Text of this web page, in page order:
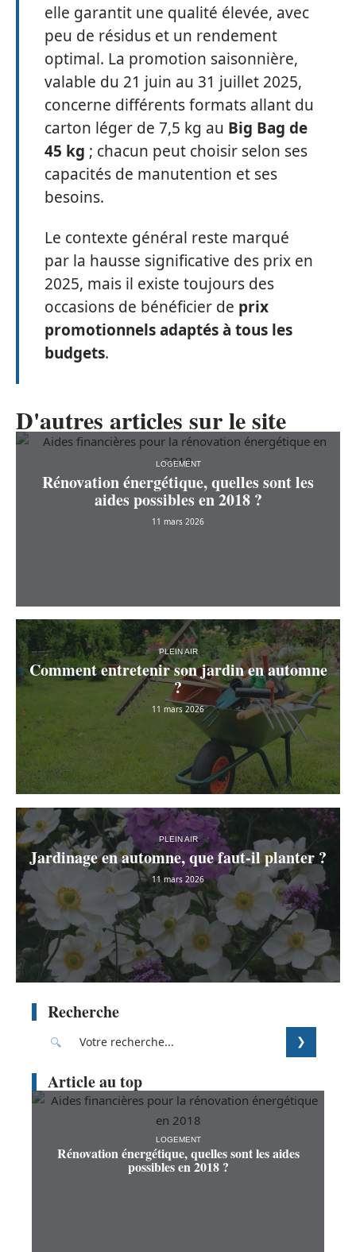
elle garantit une qualité élevée, avec
peu de résidus et un rendement
optimal. La promotion saisonnière,
valable du 21 juin au 31 juillet 2025,
concerne différents formats allant du
carton léger de 7,5 kg au Big Bag de
45 kg ; chacun peut choisir selon ses
capacités de manutention et ses
besoins.
Le contexte général reste marqué
par la hausse significative des prix en
2025, mais il existe toujours des
occasions de bénéficier de prix
promotionnels adaptés à tous les
budgets.
D'autres articles sur le site
LOGEMENT
Rénovation énergétique, quelles sont les
aides possibles en 2018 ?
11 mars 2026
PLEIN AIR
Comment entretenir son jardin en automne
?
11 mars 2026
PLEIN AIR
Jardinage en automne, que faut-il planter ?
11 mars 2026
Recherche
Article au top
LOGEMENT
Rénovation énergétique, quelles sont les aides
possibles en 2018 ?